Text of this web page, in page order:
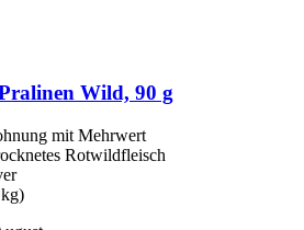
Wild, 90 g
mit Mehrwert
Rotwildfleisch